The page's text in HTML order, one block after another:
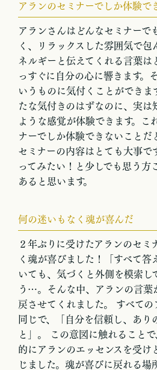
アランのセミナーでしか体験で
アランさんはどんなセミナーで
く、リラックスした雰囲気で包
ネルギーと伝えてくれる言葉は
っすぐに自分の心に響きます。
いうものに気付くことができま
たな気付きのはずなのに、実は
ような感覚が体験できます。こ
ナーでしか体験できないことだ
セミナーの内容はとても大事で
ってみたい！と少しでも思う方
あると思います。
何の迷いもなく魂が喜んだ
２年ぶりに受けたアランのセミ
く魂が喜びました！「すべて答
いても、気づくと外側を模索し
う…。そんな中、アランの言葉
戻させてくれました。 すべての
同じで、「自分を信頼し、あり
と」。 この意図に触れること
的にアランのエッセンスを受け
じました。魂が喜びに戻れる場